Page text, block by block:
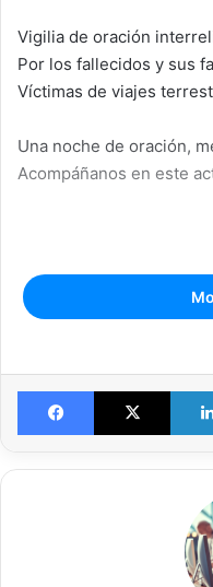
Vigilia de oración
Por los fallecidos y sus
Víctimas de viajes
Una noche de oración,
Acompáñanos en este
Facebook X